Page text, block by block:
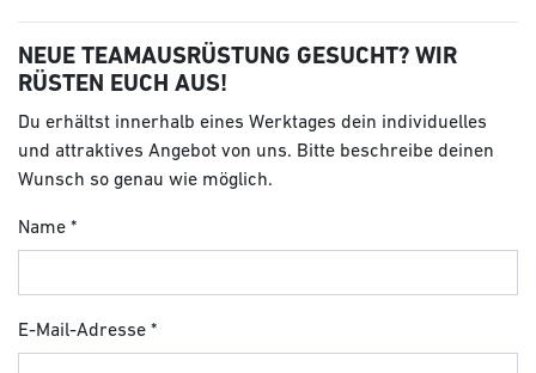
NEUE TEAMAUSRÜSTUNG GESUCHT? WIR
RÜSTEN EUCH AUS!
Du erhältst innerhalb eines Werktages dein individuelles
und attraktives Angebot von uns. Bitte beschreibe deinen
Wunsch so genau wie möglich.
Name
E-Mail-Adresse